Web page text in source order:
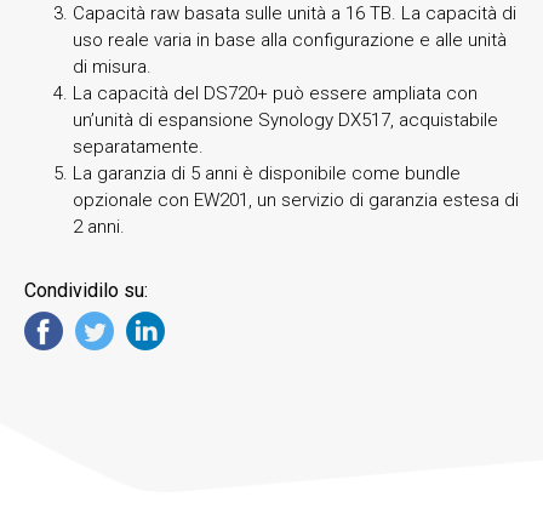
Capacità raw basata sulle unità a 16 TB. La capacità di
uso reale varia in base alla configurazione e alle unità
di misura.
La capacità del DS720+ può essere ampliata con
un’unità di espansione Synology DX517, acquistabile
separatamente.
La garanzia di 5 anni è disponibile come bundle
opzionale con EW201, un servizio di garanzia estesa di
2 anni.
Condividilo su: